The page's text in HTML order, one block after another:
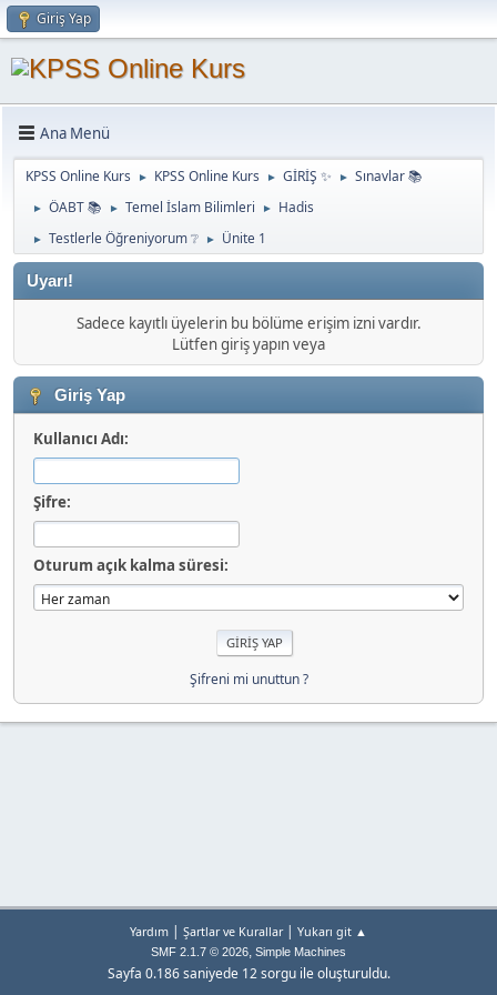
Giriş Yap
Ana Menü
KPSS Online Kurs ► KPSS Online Kurs ► GİRİŞ ✨ ► Sınavlar 📚
► ÖABT 📚 ► Temel İslam Bilimleri ► Hadis
► Testlerle Öğreniyorum ❔ ► Ünite 1
Uyarı!
Sadece kayıtlı üyelerin bu bölüme erişim izni vardır.
Lütfen giriş yapın veya
Giriş Yap
Kullanıcı Adı:
Şifre:
Oturum açık kalma süresi:
Şifreni mi unuttun ?
Yardım | Şartlar ve Kurallar| Yukarı git ▲
SMF 2.1.7 © 2026, Simple Machines
Sayfa 0.186 saniyede 12 sorgu ile oluşturuldu.